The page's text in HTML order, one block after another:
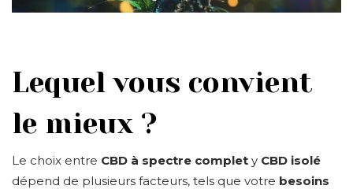
Lequel vous convient
le mieux ?
Le choix entre CBD à spectre complet y CBD isolé
dépend de plusieurs facteurs, tels que votre besoins